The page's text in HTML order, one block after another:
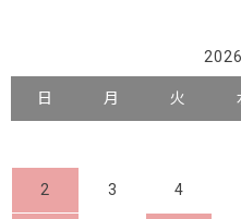
日 月 火
2 3 4